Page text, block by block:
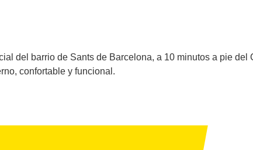
del barrio de Sants de Barcelona, a 10 minutos a pie del
confortable y funcional.